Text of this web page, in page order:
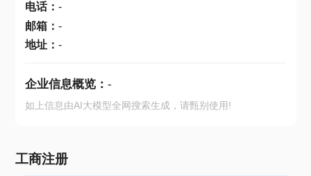
电话： -
邮箱： -
地址： -
企业信息概览： -
如上信息由AI大模型全网搜索生成，请甄别使用!
工商注册